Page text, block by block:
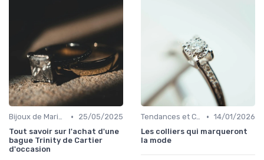
Bijoux de Mariage et de Fiançailles •
25/05/2025
Tout savoir sur l'achat d'une
bague Trinity de Cartier
d'occasion
Tendances et Conseils de Style • 14/01/2026
Les colliers qui marqueront
la mode